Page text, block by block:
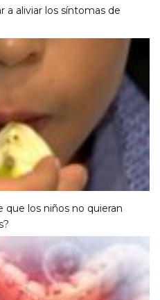
a aliviar los síntomas de
que los niños no quieran